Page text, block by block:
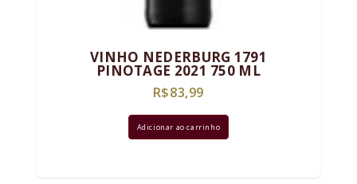
VINHO NEDERBURG 1791
PINOTAGE 2021 750 ML
R$83,99
Adicionar ao carrinho